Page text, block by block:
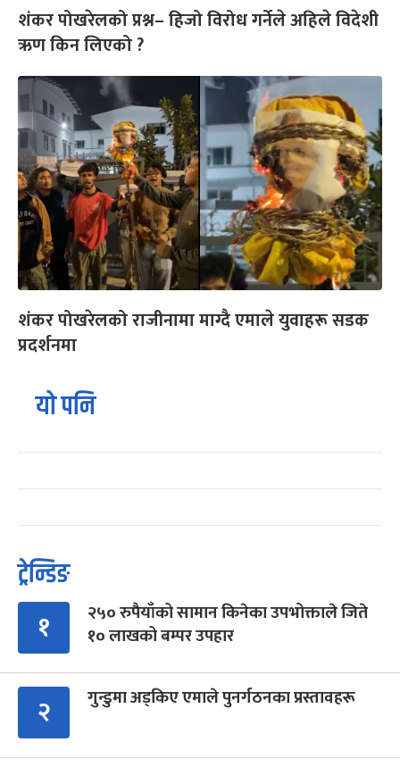
शंकर पोखरेलको प्रश्न– हिजो विरोध गर्नेले अहिले विदेशी
ऋण किन लिएको ?
शंकर पोखरेलको राजीनामा माग्दै एमाले युवाहरू सडक
प्रदर्शनमा
यो पनि
ट्रेन्डिङ
१
२५० रुपैयाँको सामान किनेका उपभोक्ताले जिते
१० लाखको बम्पर उपहार
२ गुन्डुमा अड्किए एमाले पुनर्गठनका प्रस्तावहरू